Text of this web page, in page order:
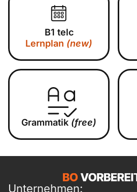
B1 telc
Lernplan (new)
Grammatik (free)
Unternehmen: